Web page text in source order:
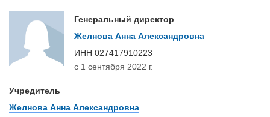
Генеральный директор
Желнова Анна Александровна
ИНН 027417910223
с 1 сентября 2022 г.
Учредитель
Желнова Анна Александровна